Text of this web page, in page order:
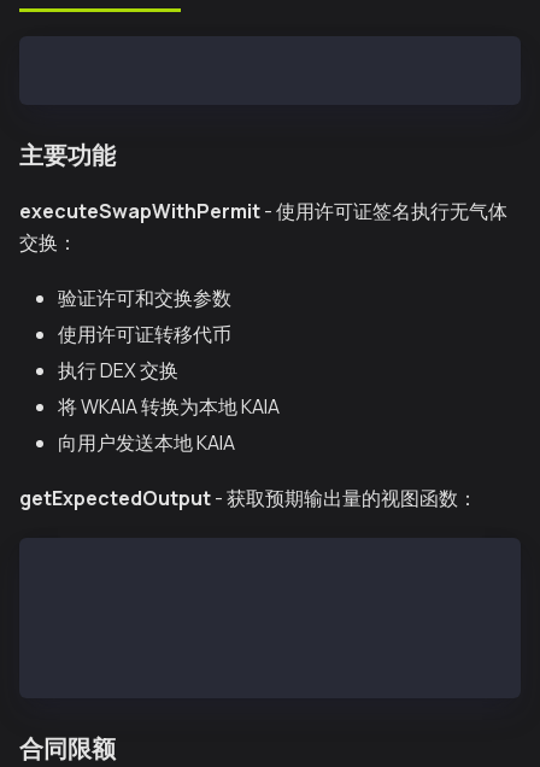
主要功能
executeSwapWithPermit- 使用许可证签名执行无气体
交换：
验证许可和交换参数
使用许可证转移代币
执行 DEX 交换
将 WKAIA 转换为本地 KAIA
向用户发送本地 KAIA
getExpectedOutput- 获取预期输出量的视图函数：
合同限额